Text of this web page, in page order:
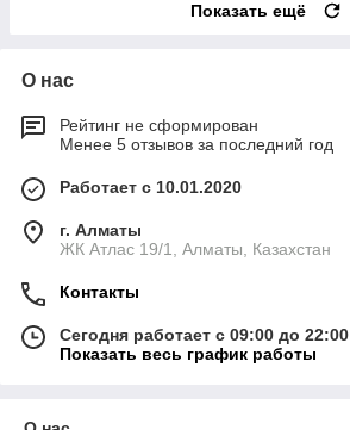
Показать ещё
О нас
Рейтинг не сформирован
Менее 5 отзывов за последний год
Работает с 10.01.2020
г. Алматы
ЖК Атлас 19/1, Алматы, Казахстан
Контакты
Сегодня работает с 09:00 до 22:00
Показать весь график работы